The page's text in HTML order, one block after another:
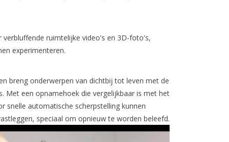
ruimtelijke video's en 3D-foto's,
experimenteren.
breng onderwerpen van dichtbij tot leven met de
Met een opnamehoek die vergelijkbaar is met het
snelle automatische scherpstelling kunnen
speciaal om opnieuw te worden beleefd.